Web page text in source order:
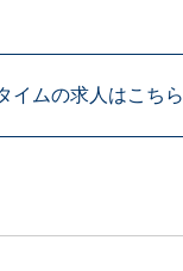
イムの求人はこちら